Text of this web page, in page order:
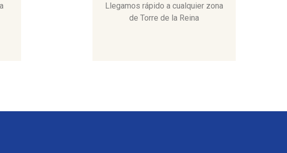
Llegamos rápido a cualquier zona
de Torre de la Reina